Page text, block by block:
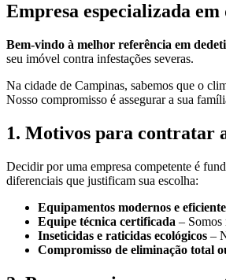
Empresa especializada
Bem-vindo à melhor referência em
seu imóvel contra infestações severas.
Na cidade de Campinas, sabemos que o
Nosso compromisso é assegurar a sua
1. Motivos para contratar
Decidir por uma empresa competente é
diferenciais que justificam sua escolha:
Equipamentos modernos e
Equipe técnica certificada – Somos
Inseticidas e raticidas ecológicos –
Compromisso de eliminação total